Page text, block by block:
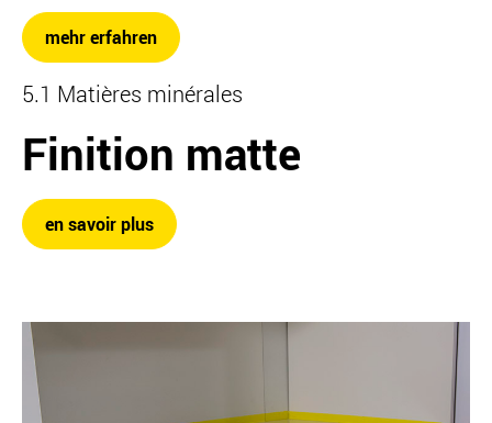
mehr erfahren
5.1 Matières minérales
Finition matte
en savoir plus